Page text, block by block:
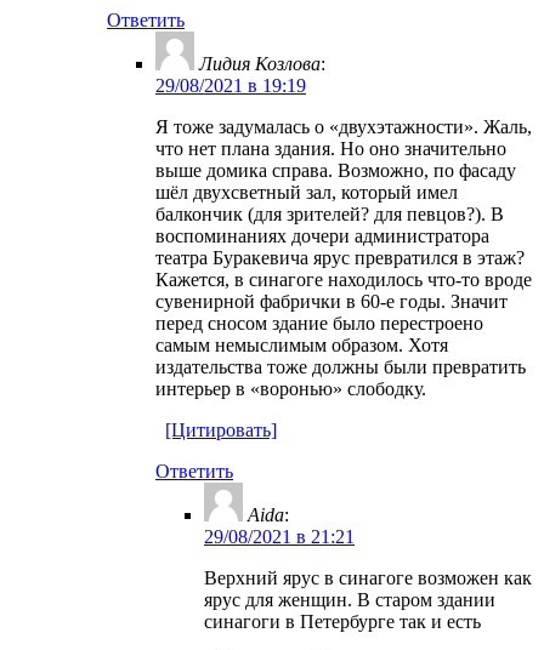
Ответить
Лидия Козлова:
29/08/2021 в 19:19
Я тоже задумалась о «двухэтажности». Жаль,
что нет плана здания. Но оно значительно
выше домика справа. Возможно, по фасаду
шёл двухсветный зал, который имел
балкончик (для зрителей? для певцов?). В
воспоминаниях дочери администратора
театра Буракевича ярус превратился в этаж?
Кажется, в синагоге находилось что-то вроде
сувенирной фабрички в 60-е годы. Значит
перед сносом здание было перестроено
самым немыслимым образом. Хотя
издательства тоже должны были превратить
интерьер в «воронью» слободку.
[Цитировать]
Ответить
Aida:
29/08/2021 в 21:21
Верхний ярус в синагоге возможен как
ярус для женщин. В старом здании
синагоги в Петербурге так и есть